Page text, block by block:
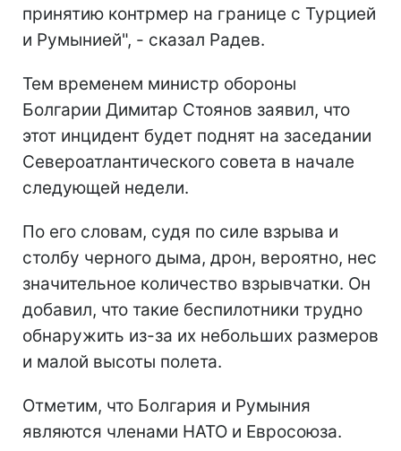
принятию контрмер на границе с Турцией
и Румынией", - сказал Радев.
Тем временем министр обороны
Болгарии Димитар Стоянов заявил, что
этот инцидент будет поднят на заседании
Североатлантического совета в начале
следующей недели.
По его словам, судя по силе взрыва и
столбу черного дыма, дрон, вероятно, нес
значительное количество взрывчатки. Он
добавил, что такие беспилотники трудно
обнаружить из-за их небольших размеров
и малой высоты полета.
Отметим, что Болгария и Румыния
являются членами НАТО и Евросоюза.